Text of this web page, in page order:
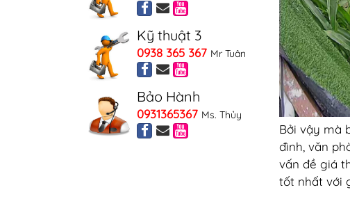
Bởi vậy mà
đình, văn
vấn đề giá
tốt nhất với
Kỹ thuật 3
0938 365 367 Mr Tuân
Bảo Hành
0931365367 Ms. Thủy